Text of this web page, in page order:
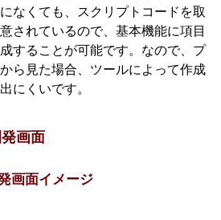
なくても、スクリプトコードを取
されているので、基本機能に項目
することが可能です。なので、プ
ら見た場合、ツールによって作成
にくいです。
画面
画面イメージ